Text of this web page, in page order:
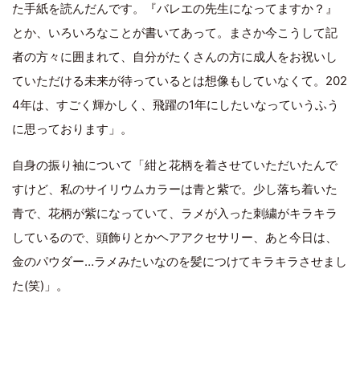
た手紙を読んだんです。『バレエの先生になってますか？』
とか、いろいろなことが書いてあって。まさか今こうして記
者の方々に囲まれて、自分がたくさんの方に成人をお祝いし
ていただける未来が待っているとは想像もしていなくて。202
4年は、すごく輝かしく、飛躍の1年にしたいなっていうふう
に思っております」。
自身の振り袖について「紺と花柄を着させていただいたんで
すけど、私のサイリウムカラーは青と紫で。少し落ち着いた
青で、花柄が紫になっていて、ラメが入った刺繍がキラキラ
しているので、頭飾りとかヘアアクセサリー、あと今日は、
金のパウダー…ラメみたいなのを髪につけてキラキラさせまし
た(笑)」。